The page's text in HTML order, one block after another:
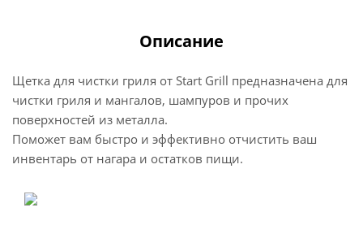
Описание
Щетка для чистки гриля от Start Grill предназначена для
чистки гриля и мангалов, шампуров и прочих
поверхностей из металла.
Поможет вам быстро и эффективно отчистить ваш
инвентарь от нагара и остатков пищи.